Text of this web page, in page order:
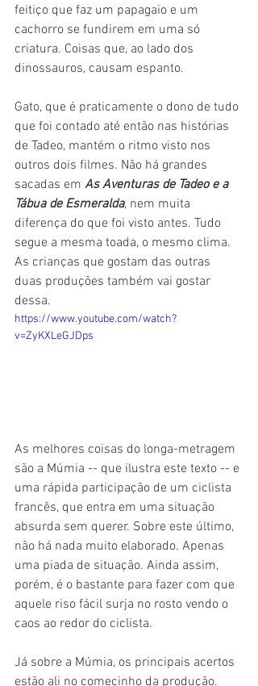
feitiço que faz um papagaio e um
cachorro se fundirem em uma só
criatura. Coisas que, ao lado dos
dinossauros, causam espanto.
Gato, que é praticamente o dono de tudo
que foi contado até então nas histórias
de Tadeo, mantém o ritmo visto nos
outros dois filmes. Não há grandes
sacadas em As Aventuras de Tadeo e a
Tábua de Esmeralda, nem muita
diferença do que foi visto antes. Tudo
segue a mesma toada, o mesmo clima.
As crianças que gostam das outras
duas produções também vai gostar
dessa.
https://www.youtube.com/watch?
v=ZyKXLeGJDps
As melhores coisas do longa-metragem
são a Múmia -- que ilustra este texto -- e
uma rápida participação de um ciclista
francês, que entra em uma situação
absurda sem querer. Sobre este último,
não há nada muito elaborado. Apenas
uma piada de situação. Ainda assim,
porém, é o bastante para fazer com que
aquele riso fácil surja no rosto vendo o
caos ao redor do ciclista.
Já sobre a Múmia, os principais acertos
estão ali no comecinho da produção.